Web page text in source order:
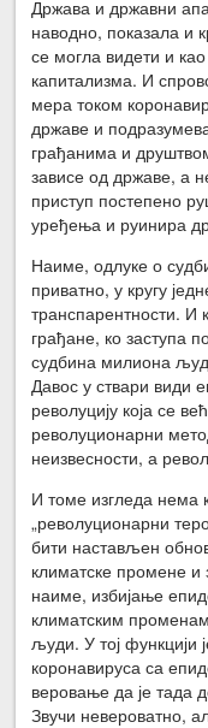
Држава и државни
наводно, показала и
се могла видети и
капитализма. И
мера током
државе и
грађанима и
зависе од државе, а
приступ постепено
уређења и руинира
Наиме, одлуке о
приватно, у кругу
транспарентности. И
грађане, ко заступа
судбина милиона
Давос у ствари види
револуцију која се
револуционарни
неизвесности, а
И томе изгледа нема
„револуционарни
бити настављен
климатске промене и
наиме, избијање
климатским
људи. У тој
коронавируса са
веровање да је тада
Звучи невероватно,